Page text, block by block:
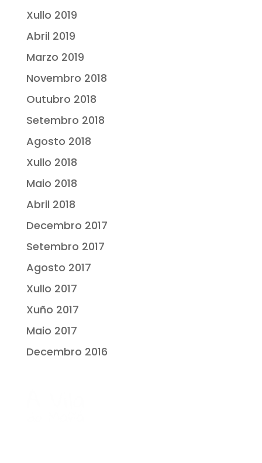
Xullo 2019
Abril 2019
Marzo 2019
Novembro 2018
Outubro 2018
Setembro 2018
Agosto 2018
Xullo 2018
Maio 2018
Abril 2018
Decembro 2017
Setembro 2017
Agosto 2017
Xullo 2017
Xuño 2017
Maio 2017
Decembro 2016